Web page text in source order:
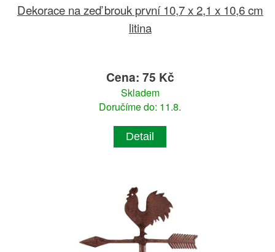
Dekorace na zeď brouk první 10,7 x 2,1 x 10,6 cm
litina
Cena: 75 Kč
Skladem
Doručíme do: 11.8.
Detail